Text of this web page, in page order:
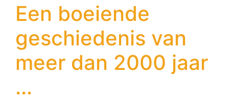
Een boeiende
geschiedenis van
meer dan 2000 jaar
...